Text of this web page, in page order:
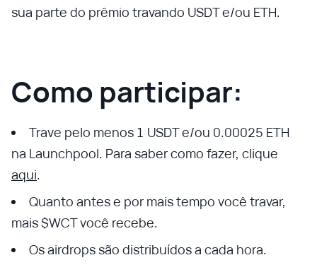
sua parte do prêmio travando USDT e/ou ETH.
Como participar:
Trave pelo menos 1 USDT e/ou 0.00025 ETH
na Launchpool. Para saber como fazer, clique
aqui.
Quanto antes e por mais tempo você travar,
mais $WCT você recebe.
Os airdrops são distribuídos a cada hora.